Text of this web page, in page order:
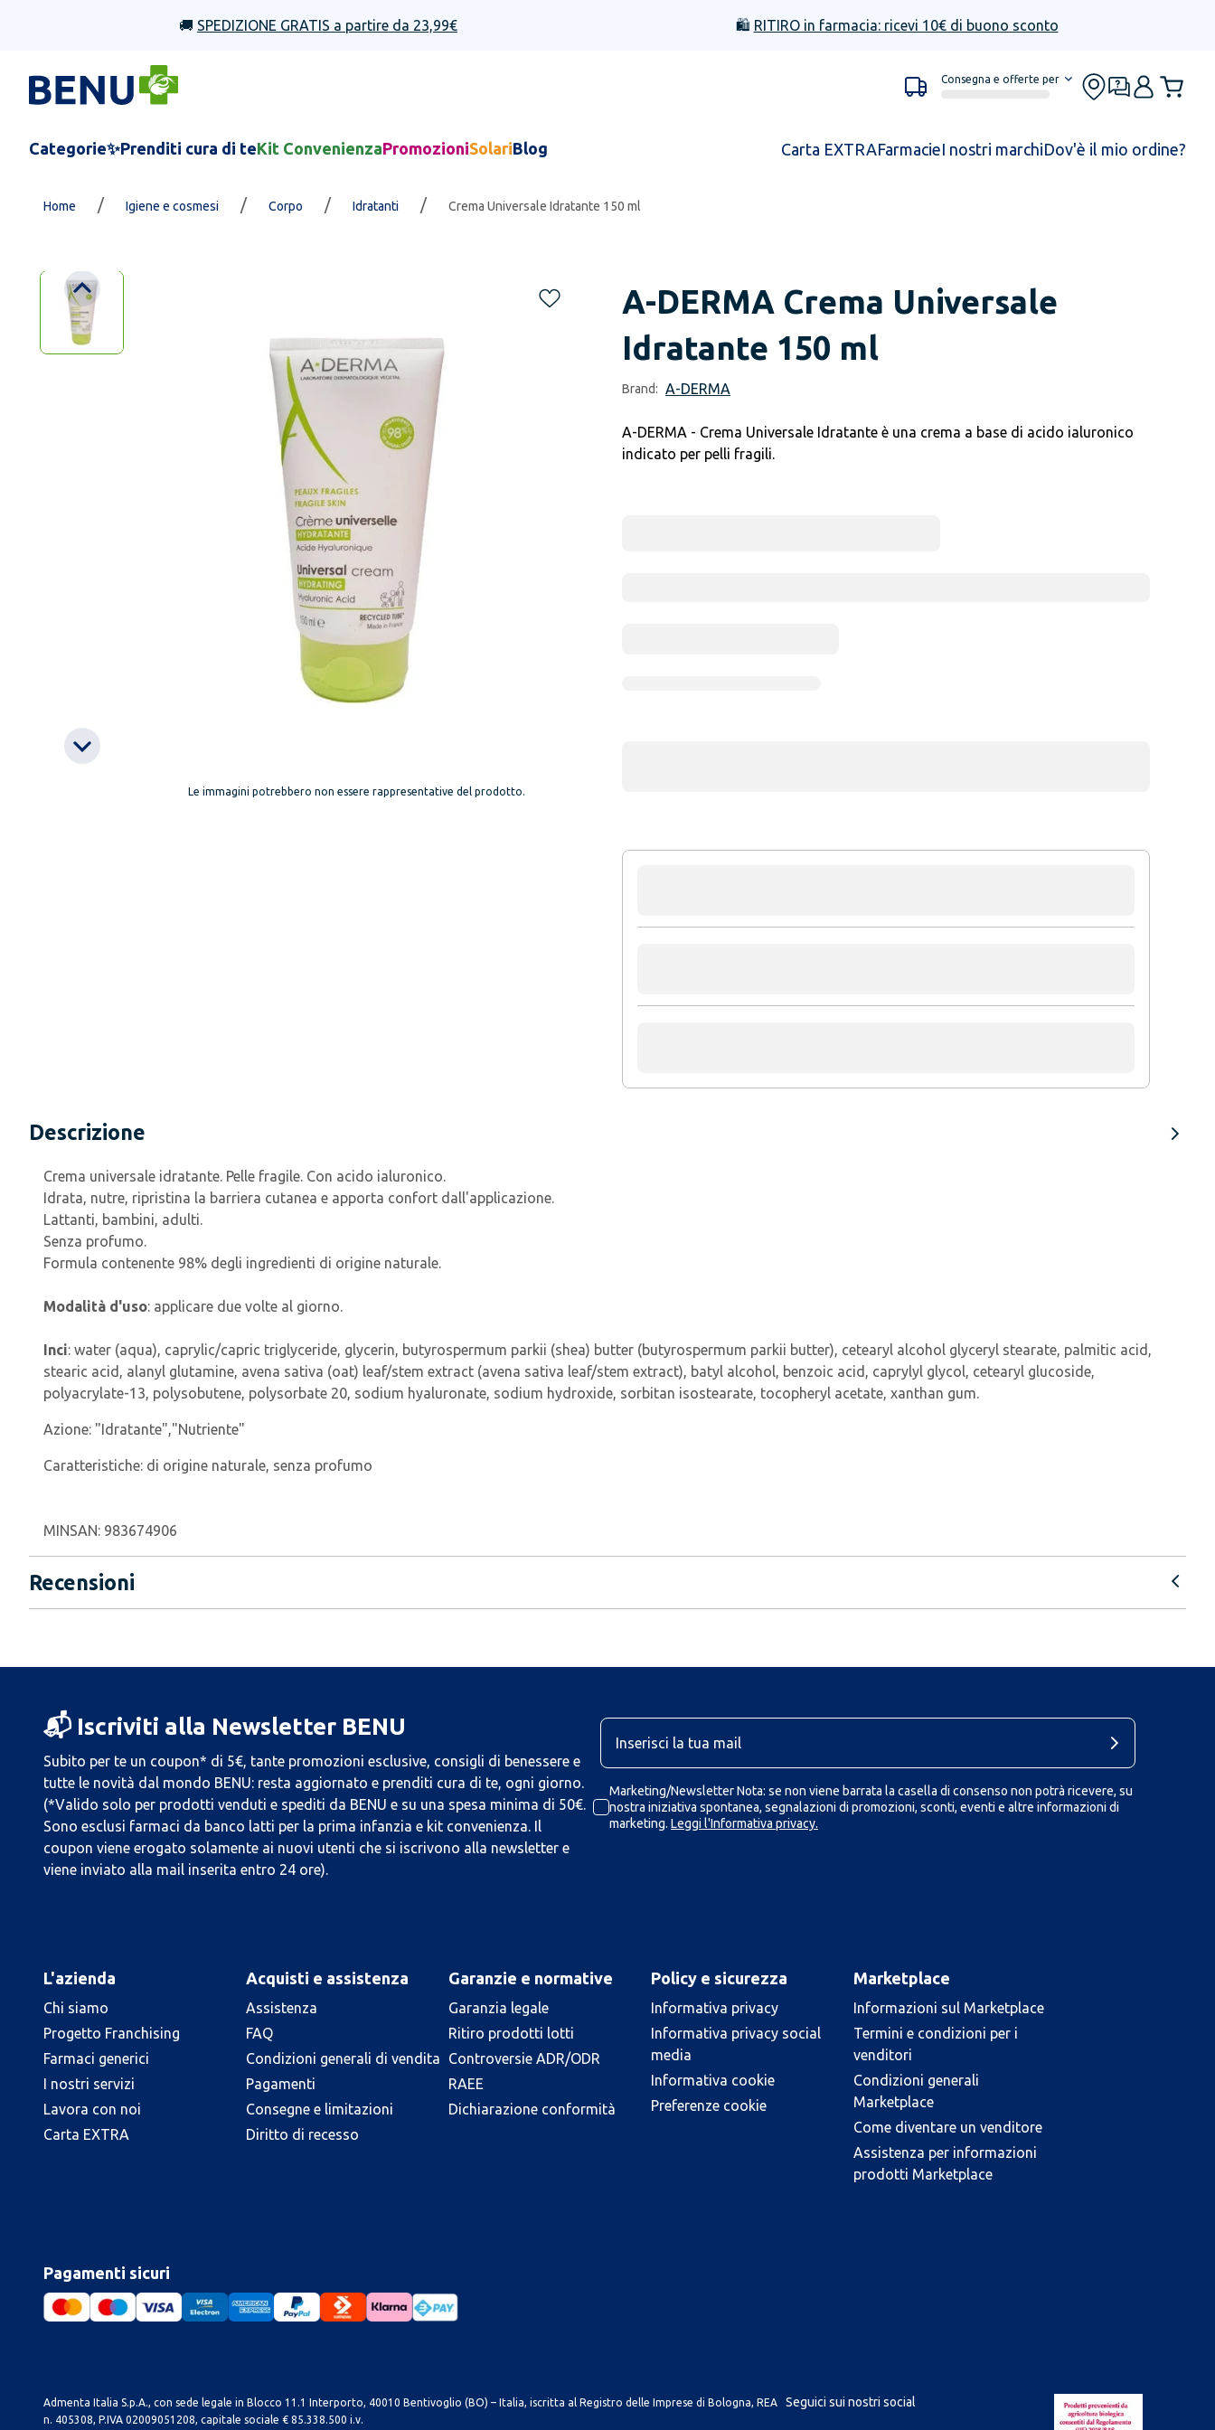
🚚 SPEDIZIONE GRATIS a partire da 23,99€ 🛍️ RITIRO in farmacia: ricevi 10€ di buono sconto
Consegna e offerte per
Categorie✨Prenditi cura di teKit ConvenienzaPromozioniSolariBlog Carta EXTRAFarmacieI nostri marchiDov'è il mio ordine?
Home / Igiene e cosmesi / Corpo / Idratanti / Crema Universale Idratante 150 ml
Le immagini potrebbero non essere rappresentative del prodotto.
A-DERMA Crema Universale
Idratante 150 ml
Brand: A-DERMA
A-DERMA - Crema Universale Idratante è una crema a base di acido ialuronico
indicato per pelli fragili.
Descrizione
Crema universale idratante. Pelle fragile. Con acido ialuronico.
Idrata, nutre, ripristina la barriera cutanea e apporta confort dall'applicazione.
Lattanti, bambini, adulti.
Senza profumo.
Formula contenente 98% degli ingredienti di origine naturale.
Modalità d'uso: applicare due volte al giorno.
Inci: water (aqua), caprylic/capric triglyceride, glycerin, butyrospermum parkii (shea) butter (butyrospermum parkii butter), cetearyl alcohol glyceryl stearate, palmitic acid,
stearic acid, alanyl glutamine, avena sativa (oat) leaf/stem extract (avena sativa leaf/stem extract), batyl alcohol, benzoic acid, caprylyl glycol, cetearyl glucoside,
polyacrylate-13, polysobutene, polysorbate 20, sodium hyaluronate, sodium hydroxide, sorbitan isostearate, tocopheryl acetate, xanthan gum.
Azione: "Idratante","Nutriente"
Caratteristiche: di origine naturale, senza profumo
MINSAN: 983674906
Recensioni
📬 Iscriviti alla Newsletter BENU
Subito per te un coupon* di 5€, tante promozioni esclusive, consigli di benessere e
tutte le novità dal mondo BENU: resta aggiornato e prenditi cura di te, ogni giorno.
(*Valido solo per prodotti venduti e spediti da BENU e su una spesa minima di 50€.
Sono esclusi farmaci da banco latti per la prima infanzia e kit convenienza. Il
coupon viene erogato solamente ai nuovi utenti che si iscrivono alla newsletter e
viene inviato alla mail inserita entro 24 ore).
Marketing/Newsletter Nota: se non viene barrata la casella di consenso non potrà ricevere, su
nostra iniziativa spontanea, segnalazioni di promozioni, sconti, eventi e altre informazioni di
marketing. Leggi l'Informativa privacy.
L'azienda
Chi siamo
Progetto Franchising
Farmaci generici
I nostri servizi
Lavora con noi
Carta EXTRA
Acquisti e assistenza
Assistenza
FAQ
Condizioni generali di vendita
Pagamenti
Consegne e limitazioni
Diritto di recesso
Garanzie e normative
Garanzia legale
Ritiro prodotti lotti
Controversie ADR/ODR
RAEE
Dichiarazione conformità
Policy e sicurezza
Informativa privacy
Informativa privacy social
media
Informativa cookie
Preferenze cookie
Marketplace
Informazioni sul Marketplace
Termini e condizioni per i
venditori
Condizioni generali
Marketplace
Come diventare un venditore
Assistenza per informazioni
prodotti Marketplace
Pagamenti sicuri
Admenta Italia S.p.A., con sede legale in Blocco 11.1 Interporto, 40010 Bentivoglio (BO) – Italia, iscritta al Registro delle Imprese di Bologna, REA
n. 405308, P.IVA 02009051208, capitale sociale € 85.338.500 i.v.
Seguici sui nostri social